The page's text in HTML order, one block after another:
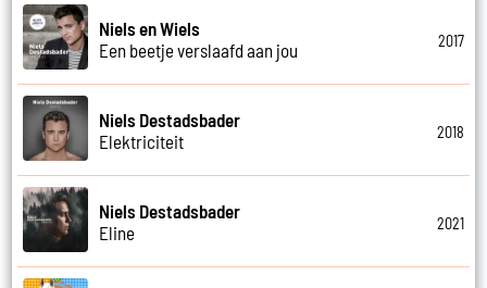
Niels en Wiels
Een beetje verslaafd aan jou
2017
Niels Destadsbader
Elektriciteit
2018
Niels Destadsbader
Eline
2021